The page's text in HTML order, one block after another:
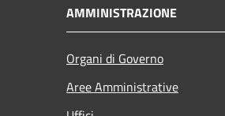
AMMINISTRAZIONE
Organi di Governo
Aree Amministrative